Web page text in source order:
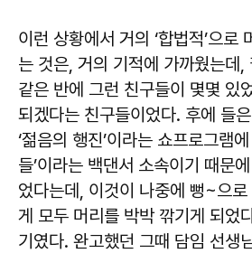
이런 상황에서 거의 ‘합법적’으로
는 것은, 거의 기적에 가까웠는데,
같은 반에 그런 친구들이 몇몇 있
되겠다는 친구들이었다. 후에 들
‘젊음의 행진’이라는 쇼프로그램
들’이라는 백댄서 소속이기 때문
었다는데, 이것이 나중에 뻥~으로
게 모두 머리를 박박 깎기게 되었
기였다. 완고했던 그때 담임 선생